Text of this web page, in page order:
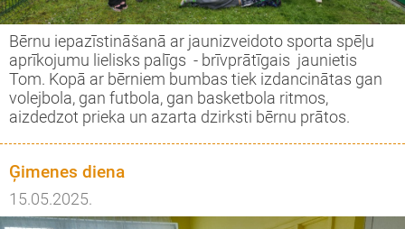
Bērnu iepazīstināšanā ar jaunizveidoto sporta spēļu
aprīkojumu lielisks palīgs - brīvprātīgais jaunietis
Tom. Kopā ar bērniem bumbas tiek izdancinātas gan
volejbola, gan futbola, gan basketbola ritmos,
aizdedzot prieka un azarta dzirksti bērnu prātos.
Ģimenes diena
15.05.2025.